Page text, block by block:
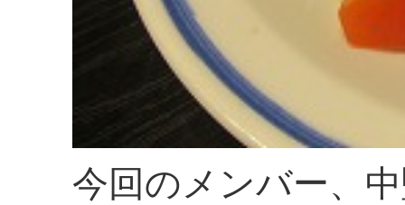
今回のメンバー、